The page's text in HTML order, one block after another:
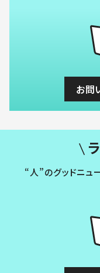
お問
“人”のグッドニュ